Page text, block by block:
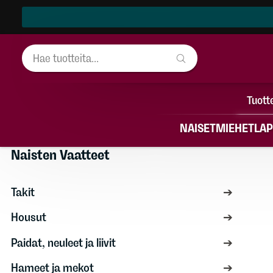
NAISETMIEHET
Naisten Vaatteet
Naisten Vaatteet
Takit
Housut
Paidat, neuleet ja liivit
Hameet ja mekot